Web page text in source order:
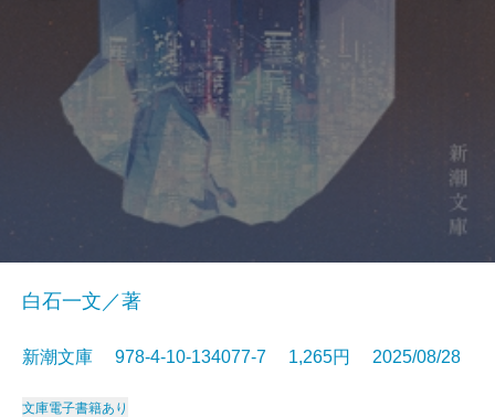
白石一文／著
新潮文庫 978-4-10-134077-7 1,265円 2025/08/28
文庫電子書籍あり